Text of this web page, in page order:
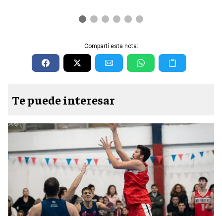
Compartí esta nota:
Te puede interesar